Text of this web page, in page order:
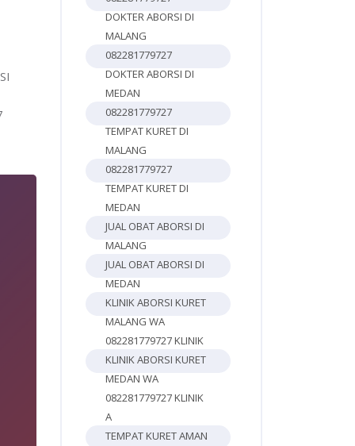
DOKTER ABORSI DI
MALANG
082281779727
DOKTER ABORSI DI
MEDAN
082281779727
TEMPAT KURET DI
MALANG
082281779727
TEMPAT KURET DI
MEDAN
JUAL OBAT ABORSI DI
MALANG
JUAL OBAT ABORSI DI
MEDAN
KLINIK ABORSI KURET
MALANG WA
082281779727 KLINIK
KLINIK ABORSI KURET
MEDAN WA
082281779727 KLINIK
A
TEMPAT KURET AMAN